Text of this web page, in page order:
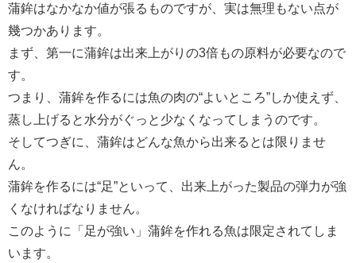
蒲鉾はなかなか値が張るものですが、実は無理もない点が
幾つかあります。
まず、第一に蒲鉾は出来上がりの3倍もの原料が必要なので
す。
つまり、蒲鉾を作るには魚の肉の“よいところ”しか使えず、
蒸し上げると水分がぐっと少なくなってしまうのです。
そしてつぎに、蒲鉾はどんな魚から出来るとは限りませ
ん。
蒲鉾を作るには“足”といって、出来上がった製品の弾力が強
くなければなりません。
このように「足が強い」蒲鉾を作れる魚は限定されてしま
います。